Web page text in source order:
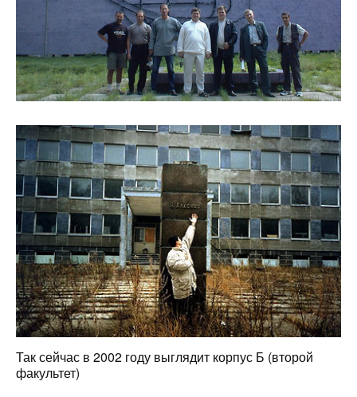
Так сейчас в 2002 году выглядит корпус Б (второй
факультет)